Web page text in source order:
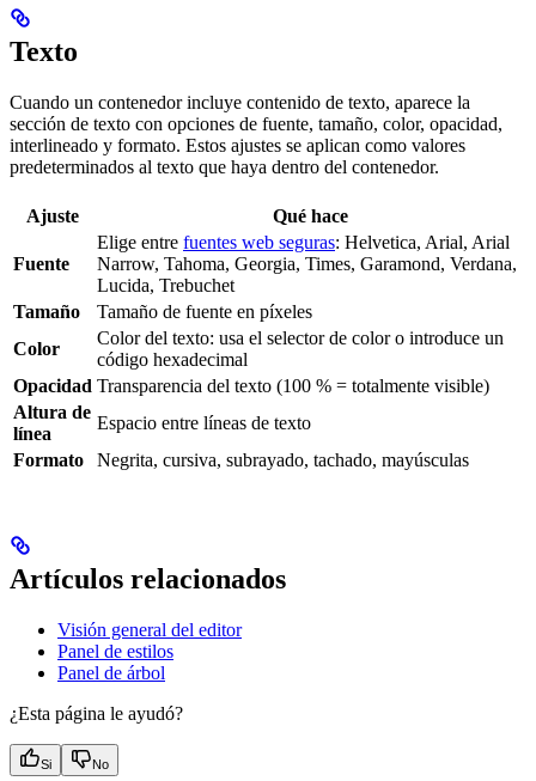
Texto
Cuando un contenedor incluye contenido de texto, aparece la
sección de texto con opciones de fuente, tamaño, color, opacidad,
interlineado y formato. Estos ajustes se aplican como valores
predeterminados al texto que haya dentro del contenedor.
Ajuste Qué hace
Fuente
Elige entre fuentes web seguras: Helvetica, Arial, Arial
Narrow, Tahoma, Georgia, Times, Garamond, Verdana,
Lucida, Trebuchet
Tamaño
Tamaño de fuente en píxeles
Color
Color del texto: usa el selector de color o introduce un
código hexadecimal
Opacidad Transparencia del texto (100 % = totalmente visible)
Altura de
línea
Espacio entre líneas de texto
Formato
Negrita, cursiva, subrayado, tachado, mayúsculas
Artículos relacionados
Visión general del editor
Panel de estilos
Panel de árbol
¿Esta página le ayudó?
Si No